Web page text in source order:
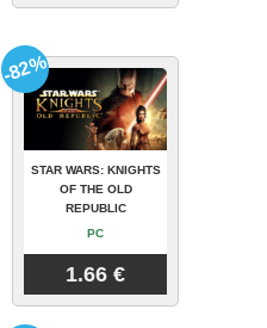
STAR WARS: KNIGHTS
OF THE OLD
REPUBLIC
PC
1.66 €
-82%